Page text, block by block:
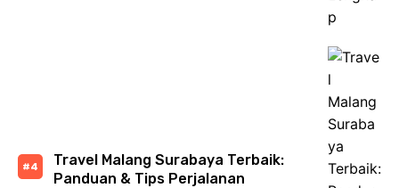
Travel Malang Surabaya Terbaik:
Panduan & Tips Perjalanan